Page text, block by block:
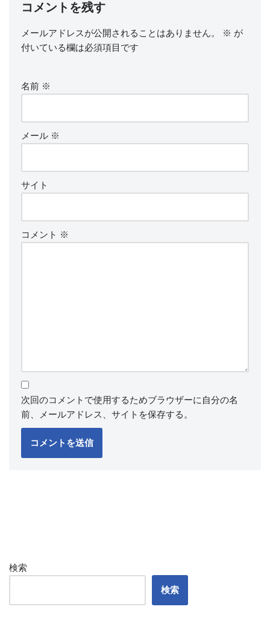
コメントを残す
メールアドレスが公開されることはありません。 ※ が
付いている欄は必須項目です
名前 ※
メール ※
サイト
コメント ※
次回のコメントで使用するためブラウザーに自分の名
前、メールアドレス、サイトを保存する。
検索
検索